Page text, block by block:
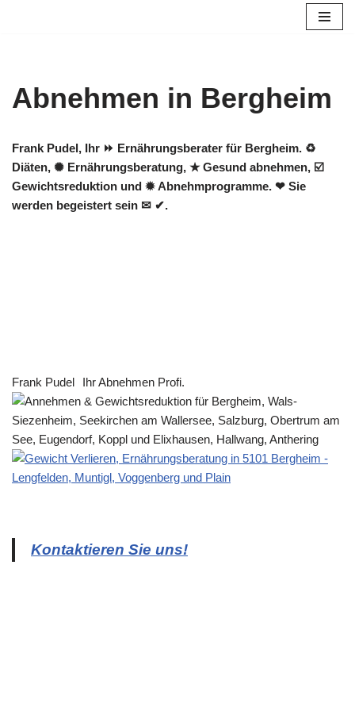
Abnehmen in Bergheim
Frank Pudel, Ihr ⏩ Ernährungsberater für Bergheim. ♻
Diäten, ✺ Ernährungsberatung, ★ Gesund abnehmen, ☑️
Gewichtsreduktion und ✹ Abnehmprogramme. ❤ Sie
werden begeistert sein ✉ ✔.
Frank Pudel Ihr Abnehmen Profi.
Kontaktieren Sie uns!